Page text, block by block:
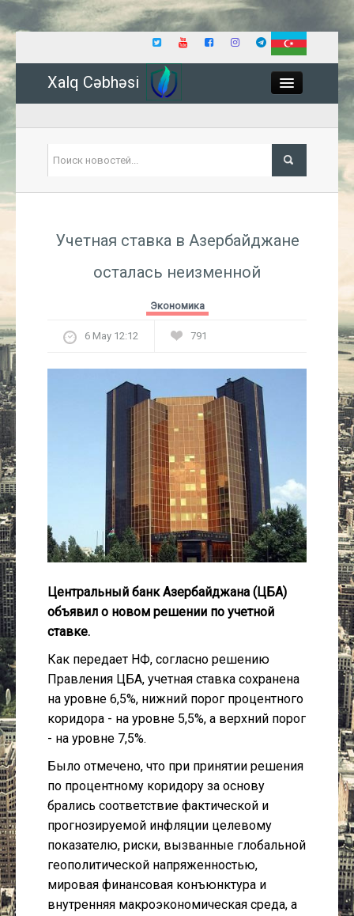
Xalq Cəbhəsi
Экономика
Культура
Интервью
Виды спорта
Проект
Литература
Контакты
Учетная ставка в Азербайджане
осталась неизменной
Экономика
6 May 12:12 791
Центральный банк Азербайджана (ЦБА)
объявил о новом решении по учетной
ставке.
Как передает НФ, согласно решению
Правления ЦБА, учетная ставка сохранена
на уровне 6,5%, нижний порог процентного
коридора - на уровне 5,5%, а верхний порог
- на уровне 7,5%.
Было отмечено, что при принятии решения
по процентному коридору за основу
брались соответствие фактической и
прогнозируемой инфляции целевому
показателю, риски, вызванные глобальной
геополитической напряженностью,
мировая финансовая конъюнктура и
внутренняя макроэкономическая среда, а